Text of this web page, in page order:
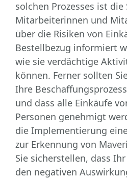
solchen Prozesses ist
Mitarbeiterinnen und
über die Risiken von
Bestellbezug informiert
wie sie verdächtige
können. Ferner sollten
Ihre
und dass alle Einkäufe
Personen genehmigt
die Implementierung
zur Erkennung von
Sie sicherstellen, dass
den negativen